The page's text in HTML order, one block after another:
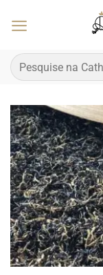
Pesquisar
por: